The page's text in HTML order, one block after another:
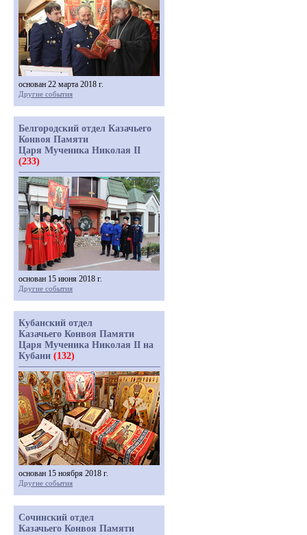
основан 22 марта 2018 г.
Другие события
Белгородский отдел Казачьего
Конвоя Памяти
Царя Мученика Николая II
(233)
основан 15 июня 2018 г.
Другие события
Кубанский отдел
Казачьего Конвоя Памяти
Царя Мученика Николая II на
Кубани (132)
основан 15 ноября 2018 г.
Другие события
Сочинский отдел
Казачьего Конвоя Памяти